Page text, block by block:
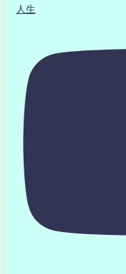
人生